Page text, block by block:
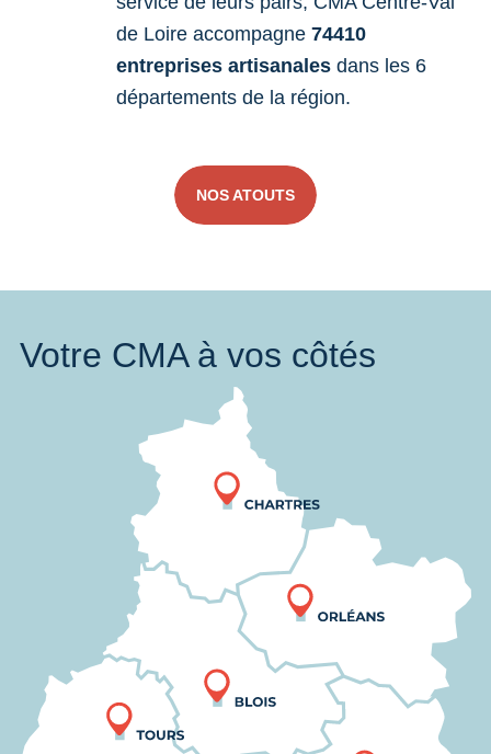
de Loire accompagne 74410
entreprises artisanales dans les 6
départements de la région.
NOS ATOUTS
Votre CMA à vos côtés